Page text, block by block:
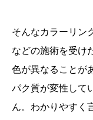
そんなカラーリン
などの施術を受け
色が異なることが
パク質が変性して
ん。わかりやすく